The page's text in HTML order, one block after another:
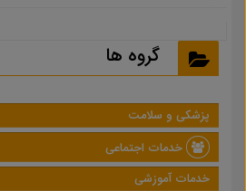
گروه ها
پزشکی و سلامت
خدمات اجتماعی
خدمات آموزشی